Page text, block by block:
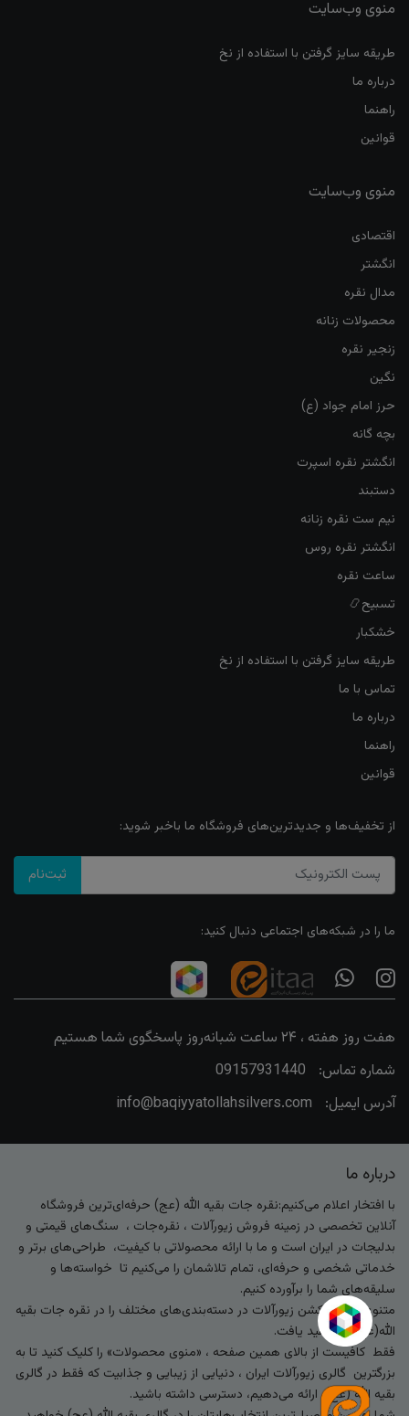
منوی وب‌سایت
طریقه سایز گرفتن با استفاده از نخ
درباره ما
راهنما
قوانین
منوی وب‌سایت
اقتصادی
انگشتر
مدال نقره
محصولات زنانه
زنجیر نقره
نگین
حرز امام جواد (ع)
بچه گانه
انگشتر نقره اسپرت
دستبند
نیم ست نقره زنانه
انگشتر نقره روس
ساعت نقره
تسبیح📿
خشکبار
طریقه سایز گرفتن با استفاده از نخ
تماس با ما
درباره ما
راهنما
قوانین
از تخفیف‌ها و جدیدترین‌های فروشگاه ما باخبر شوید:
ثبت‌نام
ما را در شبکه‌های اجتماعی دنبال کنید:
هفت روز هفته ، ۲۴ ساعت شبانه‌روز پاسخگوی شما هستیم
شماره تماس:
09157931440
آدرس ایمیل:
info@baqiyyatollahsilvers.com
درباره ما
با افتخار اعلام می‌کنیم:نقره جات بقیه الله (عج) حرفه‌ای‌ترین فروشگاه
آنلاین تخصصی در زمینه فروش زیورآلات ، نقره‌جات ، سنگ‌های قیمتی و
بدلیجات در ایران است و ما با ارائه محصولاتی با کیفیت، طراحی‌های برتر و
خدماتی شخصی و حرفه‌ای، تمام تلاشمان را می‌کنیم تا خواسته‌ها و
سلیقه‌های شما را برآورده کنیم.
متنوع‌ترین کالکشن زیورآلات در دسته‌بندی‌های مختلف را در نقره جات بقیه
الله(عج) خواهید یافت.
فقط کافیست از بالای همین صفحه ، «منوی محصولات» را کلیک کنید تا به
بزرگترین گالری زیورآلات ایران ، دنیایی از زیبایی و جذابیت که فقط در گالری
بقیه الله (عج) ارائه می‌دهیم، دسترسی داشته باشید.